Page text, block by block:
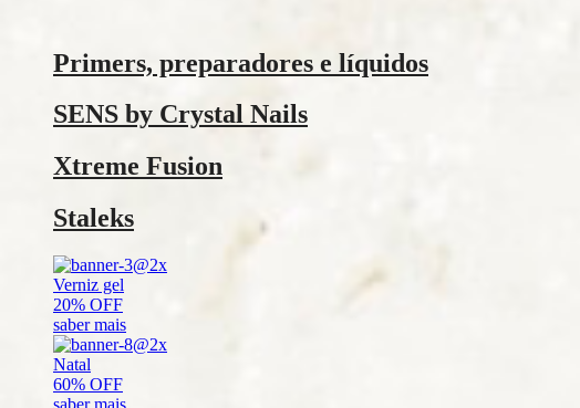
Primers, preparadores e líquidos
SENS by Crystal Nails
Xtreme Fusion
Staleks
Verniz gel
20% OFF
saber mais
Natal
60% OFF